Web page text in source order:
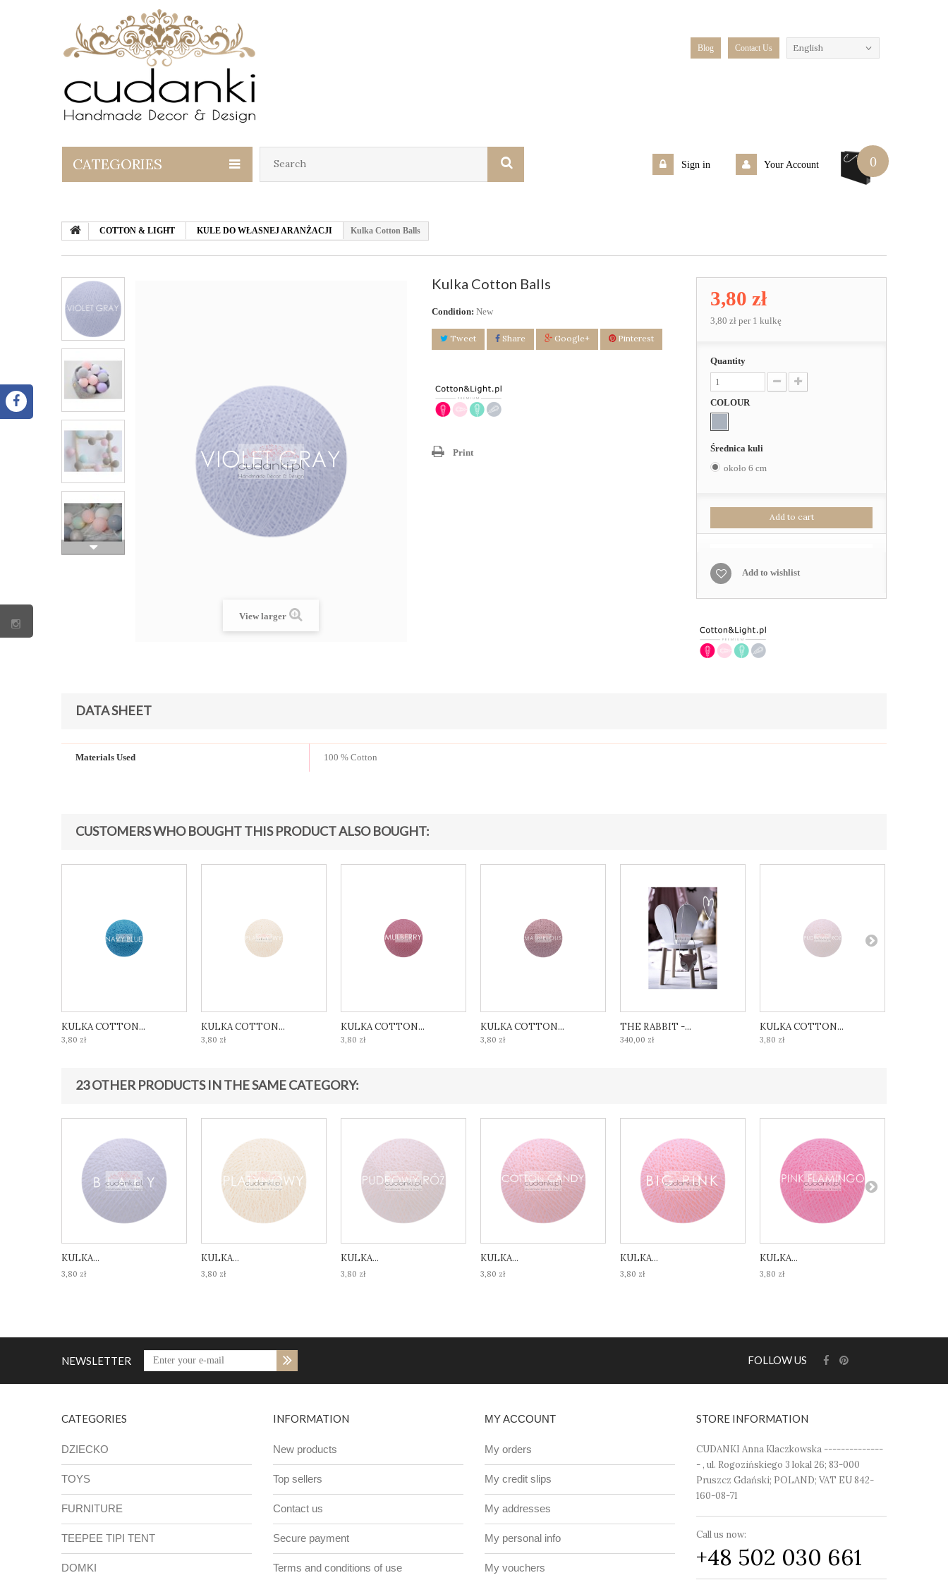
English
Blog Contact Us
CATEGORIES 0
Sign in Your Account
COTTON & LIGHT KULE DO WŁASNEJ ARANŻACJI Kulka Cotton Balls
View larger
Kulka Cotton Balls
Condition: New
Tweet Share Google+ Pinterest
Print
3,80 zł
3,80 zł per 1 kulkę
Quantity
COLOUR
Średnica kuli
około 6 cm
Add to cart
Add to wishlist
DATA SHEET
Materials Used 100 % Cotton
CUSTOMERS WHO BOUGHT THIS PRODUCT ALSO BOUGHT:
KULKA COTTON...
3,80 zł
KULKA COTTON...
3,80 zł
KULKA COTTON...
3,80 zł
KULKA COTTON...
3,80 zł
THE RABBIT -...
340,00 zł
KULKA COTTON...
3,80 zł
23 OTHER PRODUCTS IN THE SAME CATEGORY:
KULKA...
3,80 zł
KULKA...
3,80 zł
KULKA...
3,80 zł
KULKA...
3,80 zł
KULKA...
3,80 zł
KULKA...
3,80 zł
NEWSLETTER FOLLOW US
CATEGORIES
DZIECKO
TOYS
FURNITURE
TEEPEE TIPI TENT
DOMKI
INFORMATION
New products
Top sellers
Contact us
Secure payment
Terms and conditions of use
MY ACCOUNT
My orders
My credit slips
My addresses
My personal info
My vouchers
STORE INFORMATION
CUDANKI Anna Klaczkowska --------------
- , ul. Rogozińskiego 3 lokal 26; 83-000
Pruszcz Gdański; POLAND; VAT EU 842-
160-08-71
Call us now:
+48 502 030 661